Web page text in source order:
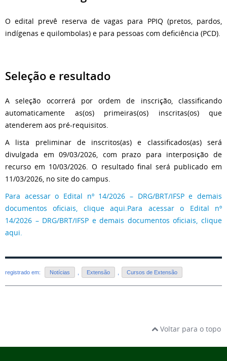
O edital prevê reserva de vagas para PPIQ (pretos, pardos,
indígenas e quilombolas) e para pessoas com deficiência (PCD).
Seleção e resultado
A seleção ocorrerá por ordem de inscrição, classificando
automaticamente as(os) primeiras(os) inscritas(os) que
atenderem aos pré-requisitos.
A lista preliminar de inscritos(as) e classificados(as) será
divulgada em 09/03/2026, com prazo para interposição de
recurso em 10/03/2026. O resultado final será publicado em
11/03/2026, no site do campus.
Para acessar o Edital nº 14/2026 – DRG/BRT/IFSP e demais
documentos oficiais, clique aqui.Para acessar o Edital nº
14/2026 – DRG/BRT/IFSP e demais documentos oficiais, clique
aqui.
registrado em: Notícias Extensão Cursos de Extensão
Voltar para o topo